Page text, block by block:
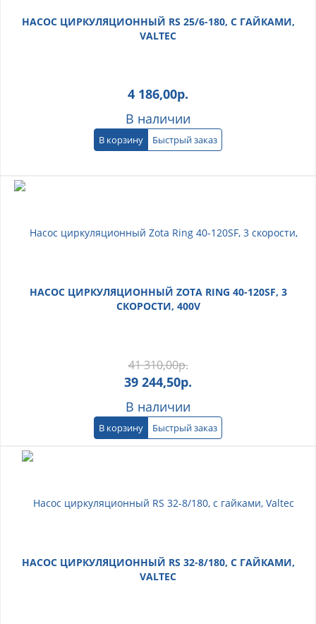
НАСОС ЦИРКУЛЯЦИОННЫЙ RS 25/6-180, С ГАЙКАМИ,
VALTEC
4 186,00р.
В наличии
В корзину Быстрый заказ
НАСОС ЦИРКУЛЯЦИОННЫЙ ZOTA RING 40-120SF, 3
СКОРОСТИ, 400V
41 310,00р.
39 244,50р.
В наличии
В корзину Быстрый заказ
НАСОС ЦИРКУЛЯЦИОННЫЙ RS 32-8/180, С ГАЙКАМИ,
VALTEC